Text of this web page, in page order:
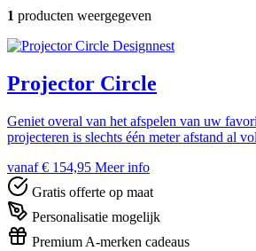
1 producten weergegeven
Designnest
Projector Circle
Geniet overal van het afspelen van uw
projecteren is slechts één meter afstand al
vanaf € 154,95 Meer info
Gratis offerte op maat
Personalisatie mogelijk
Premium A-merken cadeaus